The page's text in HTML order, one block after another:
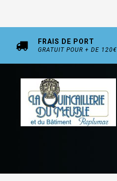
FRAIS DE PORT
GRATUIT POUR + DE 120€